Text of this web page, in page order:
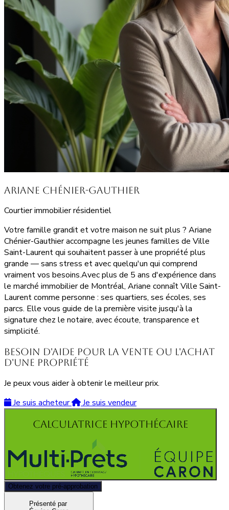
Ariane Chénier-Gauthier
Courtier immobilier résidentiel
Votre famille grandit et votre maison ne suit plus ? Ariane
Chénier-Gauthier accompagne les jeunes familles de Ville
Saint-Laurent qui souhaitent passer à une propriété plus
grande — sans stress et avec quelqu'un qui comprend
vraiment vos besoins.Avec plus de 5 ans d'expérience dans
le marché immobilier de Montréal, Ariane connaît Ville Saint-
Laurent comme personne : ses quartiers, ses écoles, ses
parcs. Elle vous guide de la première visite jusqu'à la
signature chez le notaire, avec écoute, transparence et
simplicité.
Besoin d'aide pour la vente ou l'achat
d'une propriété
Je peux vous aider à obtenir le meilleur prix.
Je suis acheteur
Je suis vendeur
Calculatrice hypothécaire
Obtenez votre pré-approbation
Présenté par